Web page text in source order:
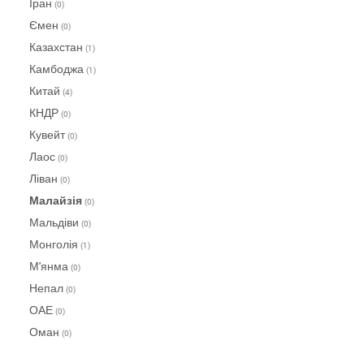
(0)
Ємен (0)
Казахстан (1)
Камбоджа (1)
Китай (4)
КНДР (0)
Кувейт(0)
Лаос (0)
Ліван (0)
Малайзія (0)
Мальдіви (0)
Монголія (1)
М'янма (0)
Непал (0)
ОАЕ (0)
Оман (0)